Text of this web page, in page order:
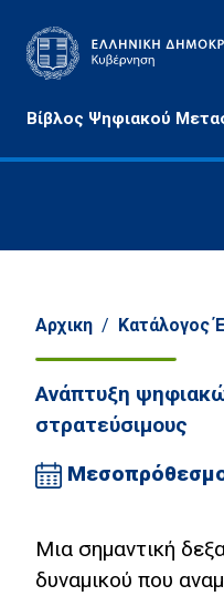
Βίβλος Ψηφιακού
&
Ψηφιακού
Στρατηγικοί
Άξονες
Τομείς
Αποτίμηση
Αρχικη / Κατάλογος
Ανάπτυξη
στρατεύσιμους
Μια σημαντική
δυναμικού που